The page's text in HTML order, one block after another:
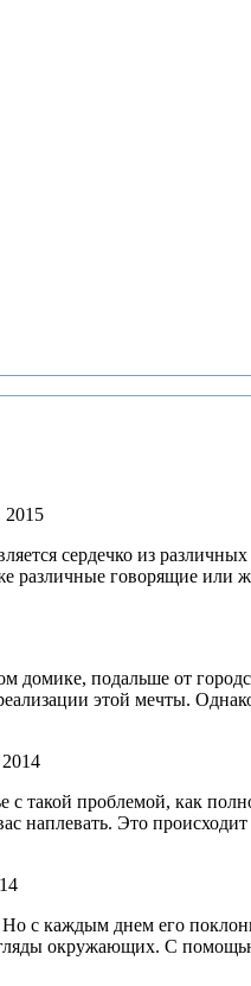
2015
сердечко из
различные говорящие или
домике, подальше от
этой мечты.
такой проблемой, как
наплевать. Это
с каждым днем его
окружающих. С